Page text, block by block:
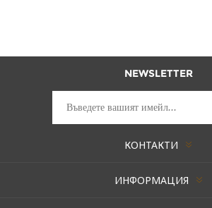
NEWSLETTER
КОНТАКТИ
ИНФОРМАЦИЯ